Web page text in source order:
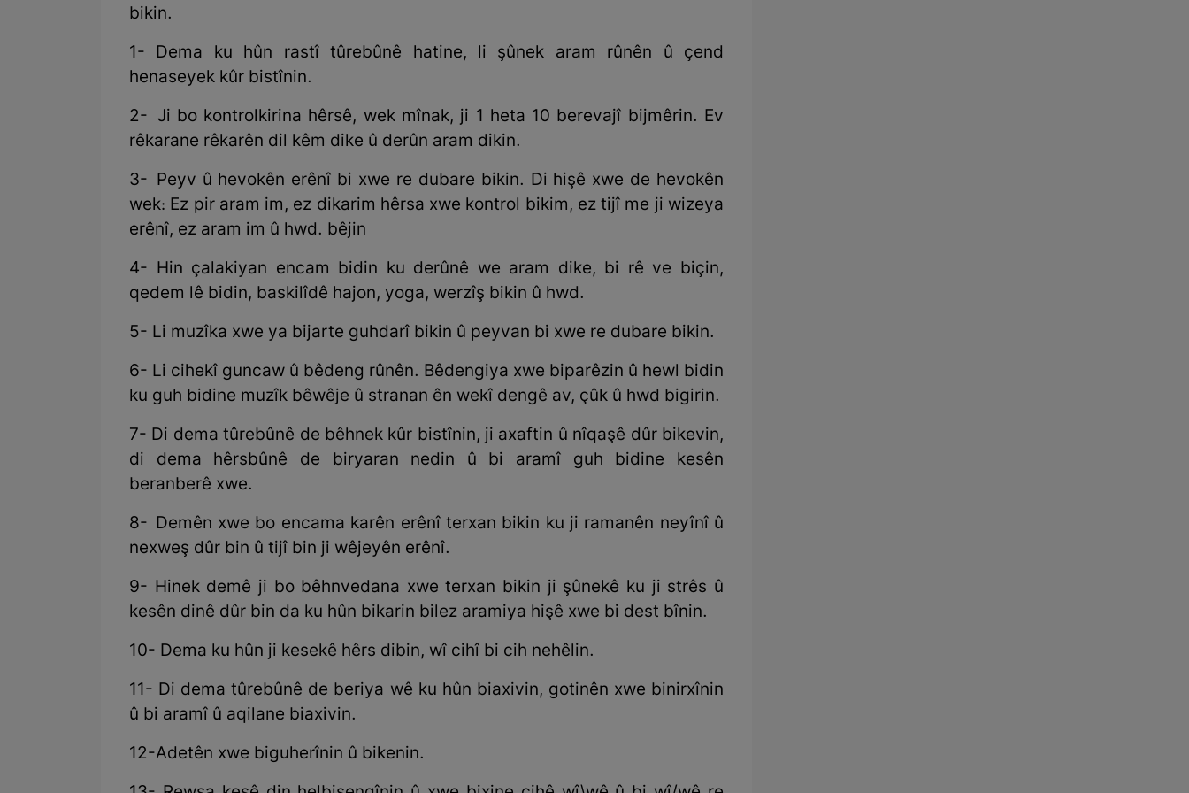
bikin.
1- Dema ku hûn rastî tûrebûnê hatine, li şûnek aram rûnên û çend
henaseyek kûr bistînin.
2- Ji bo kontrolkirina hêrsê, wek mînak, ji 1 heta 10 berevajî bijmêrin. Ev
rêkarane rêkarên dil kêm dike û derûn aram dikin.
3- Peyv û hevokên erênî bi xwe re dubare bikin. Di hişê xwe de hevokên
wek: Ez pir aram im, ez dikarim hêrsa xwe kontrol bikim, ez tijî me ji wizeya
erênî, ez aram im û hwd. bêjin
4- Hin çalakiyan encam bidin ku derûnê we aram dike, bi rê ve biçin,
qedem lê bidin, baskilîdê hajon, yoga, werzîş bikin û hwd.
5- Li muzîka xwe ya bijarte guhdarî bikin û peyvan bi xwe re dubare bikin.
6- Li cihekî guncaw û bêdeng rûnên. Bêdengiya xwe biparêzin û hewl bidin
ku guh bidine muzîk bêwêje û stranan ên wekî dengê av, çûk û hwd bigirin.
7- Di dema tûrebûnê de bêhnek kûr bistînin, ji axaftin û nîqaşê dûr bikevin,
di dema hêrsbûnê de biryaran nedin û bi aramî guh bidine kesên
beranberê xwe.
8- Demên xwe bo encama karên erênî terxan bikin ku ji ramanên neyînî û
nexweş dûr bin û tijî bin ji wêjeyên erênî.
9- Hinek demê ji bo bêhnvedana xwe terxan bikin ji şûnekê ku ji strês û
kesên dinê dûr bin da ku hûn bikarin bilez aramiya hişê xwe bi dest bînin.
10- Dema ku hûn ji kesekê hêrs dibin, wî cihî bi cih nehêlin.
11- Di dema tûrebûnê de beriya wê ku hûn biaxivin, gotinên xwe binirxînin
û bi aramî û aqilane biaxivin.
12-Adetên xwe biguherînin û bikenin.